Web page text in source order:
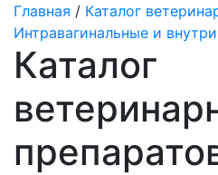
Главная / Каталог
Интравагинальные и
Каталог